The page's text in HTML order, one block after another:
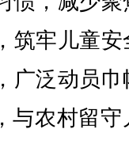
筑牢儿童
广泛动员
与农村留